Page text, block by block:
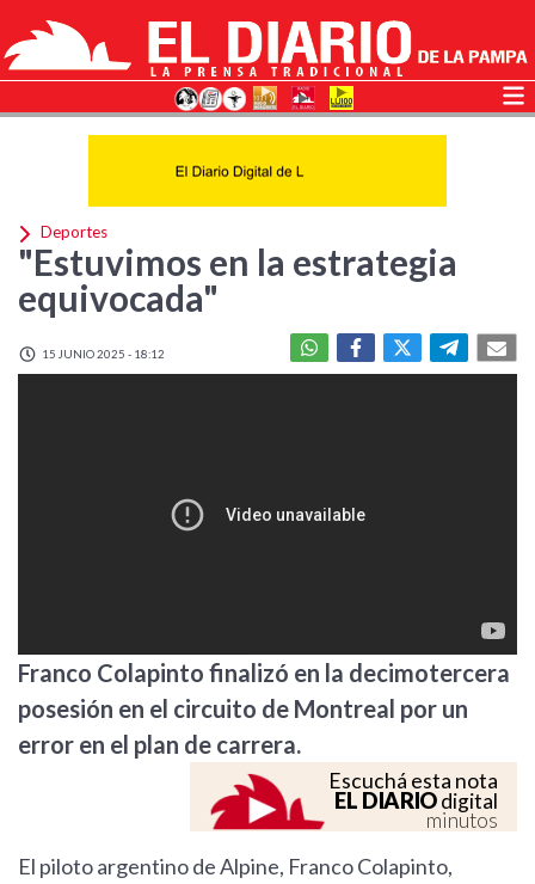
Deportes
"Estuvimos en la estrategia
equivocada"
15 JUNIO 2025 - 18:12
Franco Colapinto finalizó en la decimotercera
posesión en el circuito de Montreal por un
error en el plan de carrera.
Escuchá esta nota
EL DIARIOdigital
minutos
El piloto argentino de Alpine, Franco Colapinto,